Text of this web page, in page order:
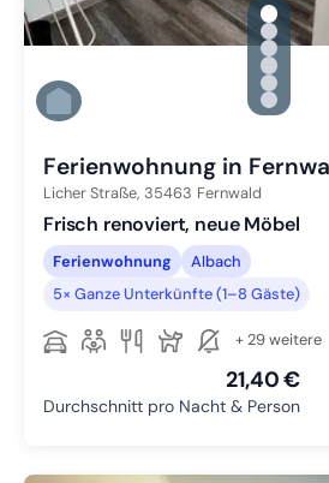
Zu
Zu
Zu
Zu
Zu
Zu
Ferienwohnung in
Licher Straße, 35463 Fernwald
Frisch renoviert, neue Möbel
Ferienwohnung
Albach
5× Ganze Unterkünfte (1–8 Gäste)
+ 29 weitere
21,40 €
Durchschnitt pro Nacht & Person